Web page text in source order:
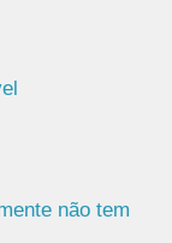
não tem